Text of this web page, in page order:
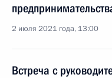
2 июля 2021 года, 13:00
Встреча с